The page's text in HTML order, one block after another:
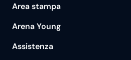
Area stampa
Arena Young
Assistenza